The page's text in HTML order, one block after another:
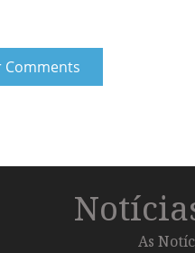
As